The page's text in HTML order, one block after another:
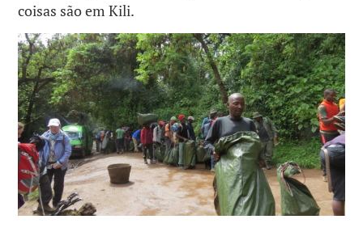
coisas são em Kili.